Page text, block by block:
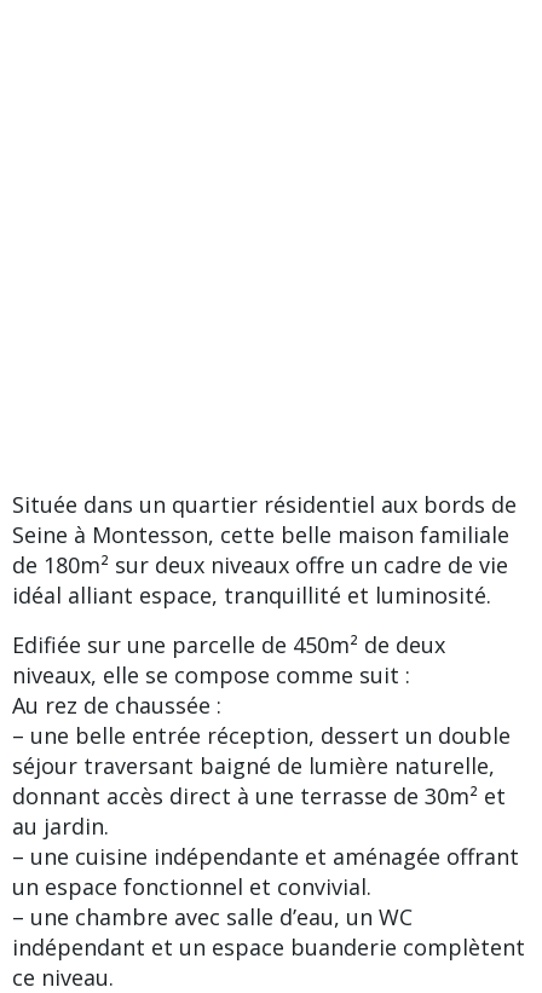
Située dans un quartier résidentiel aux bords de
Seine à Montesson, cette belle maison familiale
de 180m² sur deux niveaux offre un cadre de vie
idéal alliant espace, tranquillité et luminosité.
Edifiée sur une parcelle de 450m² de deux
niveaux, elle se compose comme suit :
Au rez de chaussée :
– une belle entrée réception, dessert un double
séjour traversant baigné de lumière naturelle,
donnant accès direct à une terrasse de 30m² et
au jardin.
– une cuisine indépendante et aménagée offrant
un espace fonctionnel et convivial.
– une chambre avec salle d’eau, un WC
indépendant et un espace buanderie complètent
ce niveau.